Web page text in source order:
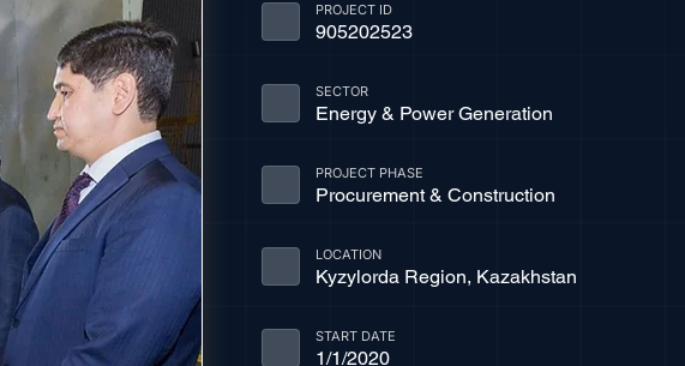
PROJECT ID
905202523
SECTOR
Energy & Power Generation
PROJECT PHASE
Procurement & Construction
LOCATION
Kyzylorda Region, Kazakhstan
START DATE
1/1/2020